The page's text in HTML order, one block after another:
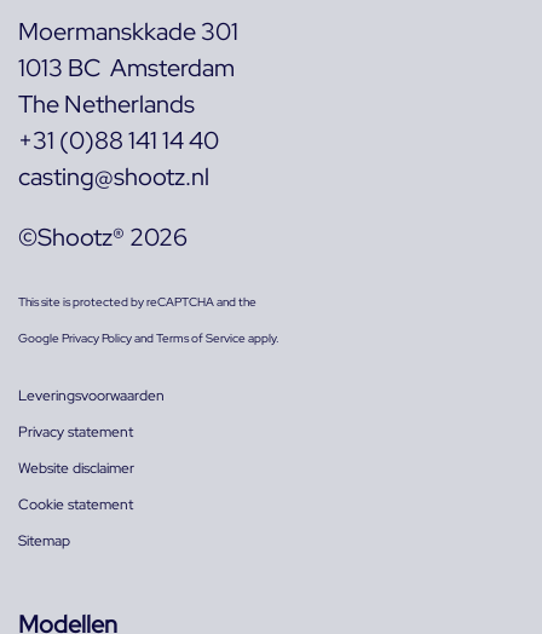
Moermanskkade 301
1013 BC Amsterdam
The Netherlands
+31 (0)88 141 14 40
casting@shootz.nl
©Shootz® 2026
This site is protected by reCAPTCHA and the
GooglePrivacy PolicyandTerms of Serviceapply.
Leveringsvoorwaarden
Privacy statement
Website disclaimer
Cookie statement
Sitemap
Modellen